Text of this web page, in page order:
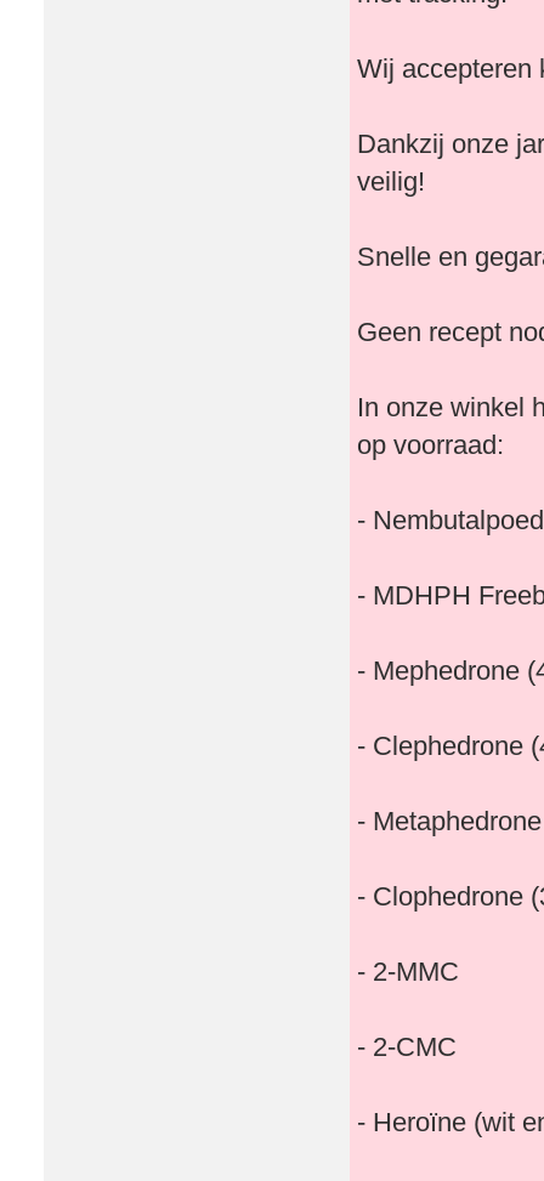
Wij accepteren
Dankzij onze
veilig!
Snelle en
Geen recept
In onze winkel
op voorraad:
-
- MDHPH
- Mephedrone
- Clephedrone
-
- Clophedrone
- 2-MMC
- 2-CMC
- Heroïne (wit